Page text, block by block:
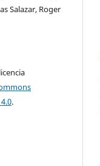
Salazar, Roger
.